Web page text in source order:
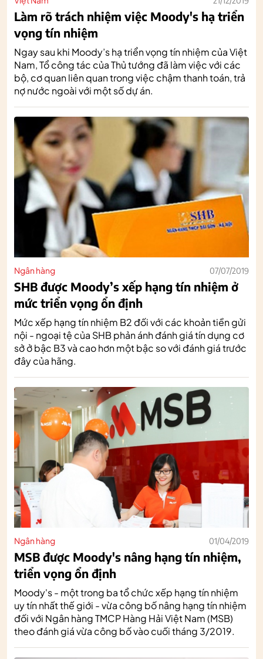
Làm rõ trách nhiệm việc Moody's hạ triển
vọng tín nhiệm
Ngay sau khi Moody’s hạ triển vọng tín nhiệm của Việt
Nam, Tổ công tác của Thủ tướng đã làm việc với các
bộ, cơ quan liên quan trong việc chậm thanh toán, trả
nợ nước ngoài với một số dự án.
Ngân hàng 07/07/2019
SHB được Moody’s xếp hạng tín nhiệm ở
mức triển vọng ổn định
Mức xếp hạng tín nhiệm B2 đối với các khoản tiền gửi
nội - ngoại tệ của SHB phản ánh đánh giá tín dụng cơ
sở ở bậc B3 và cao hơn một bậc so với đánh giá trước
đây của hãng.
Ngân hàng 01/04/2019
MSB được Moody's nâng hạng tín nhiệm,
triển vọng ổn định
Moody's - một trong ba tổ chức xếp hạng tín nhiệm
uy tín nhất thế giới - vừa công bố nâng hạng tín nhiệm
đối với Ngân hàng TMCP Hàng Hải Việt Nam (MSB)
theo đánh giá vừa công bố vào cuối tháng 3/2019.